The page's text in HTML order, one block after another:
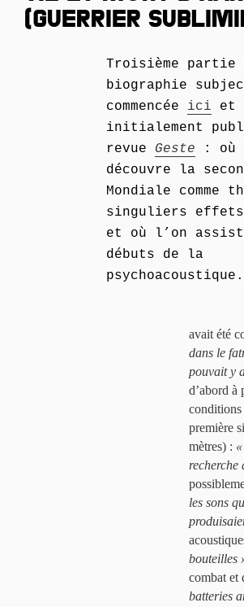
(GUERRIER
Troisième partie
biographie
commencée ici et
initialement
revue Geste : où
découvre la
Mondiale comme
singuliers effets
et où l’on
débuts de la
psychoacoustique.
avait été
dans le
pouvait y
d’abord à
conditions
première
mètres) :
recherche
les sons
bouteilles
combat et
batteries